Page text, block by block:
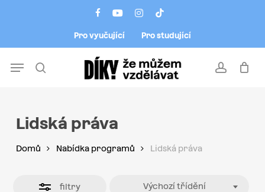
facebookyoutubeinstagram
tiktok
Pro vyučující Pro studující
account
Menu
Lidská práva
Domů Nabídka programů Lidská práva
filtry Výchozí třídění